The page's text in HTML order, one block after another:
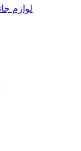
لوازم